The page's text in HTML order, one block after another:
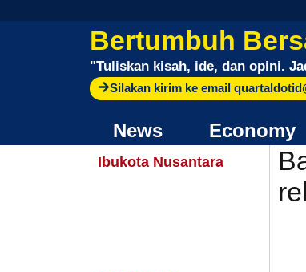
Bertumbuh
"Tuliskan kisah, ide, dan opini.
Silakan kirim ke email
News Economy
Ibukota Nusantara